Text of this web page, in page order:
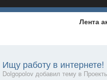
Лента
Ищу работу в интернете!
Dolgopolov добавил тему в